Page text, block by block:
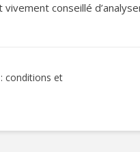
conseillé
conditions et